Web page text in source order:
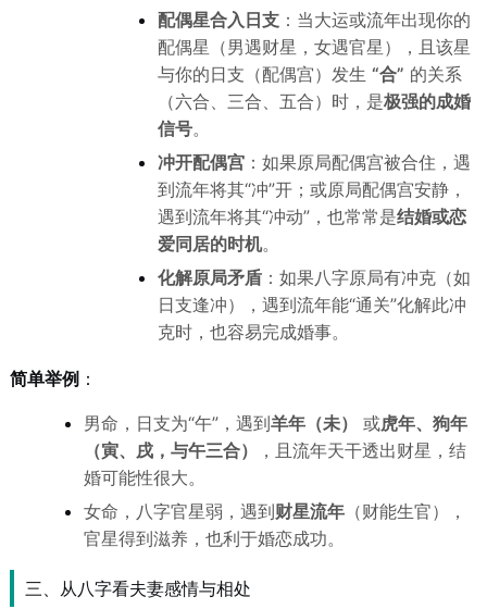
配偶星合入日支：当大运或流年出现你的
配偶星（男遇财星，女遇官星），且该星
与你的日支（配偶宫）发生 “合” 的关系
（六合、三合、五合）时，是极强的成婚
信号。
冲开配偶宫：如果原局配偶宫被合住，遇
到流年将其“冲”开；或原局配偶宫安静，
遇到流年将其“冲动”，也常常是结婚或恋
爱同居的时机。
化解原局矛盾：如果八字原局有冲克（如
日支逢冲），遇到流年能“通关”化解此冲
克时，也容易完成婚事。
简单举例 ：
男命，日支为“午”，遇到羊年（未） 或虎年、狗年
（寅、戌，与午三合）
，且流年天干透出财星，结
婚可能性很大。
女命，八字官星弱，遇到财星流年（财能生官），
官星得到滋养，也利于婚恋成功。
三、从八字看夫妻感情与相处